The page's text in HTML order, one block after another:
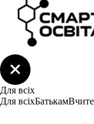
Для всіх
Для всіхБатькам